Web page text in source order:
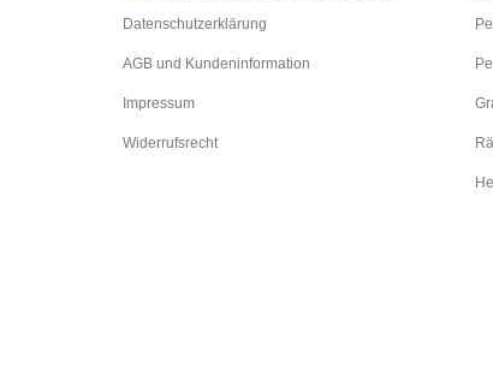
Datenschutzerklärung
AGB und Kundeninformation
Impressum
Widerrufsrecht